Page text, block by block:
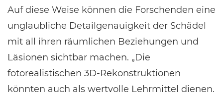
Auf diese Weise können die Forschenden eine
unglaubliche Detailgenauigkeit der Schädel
mit all ihren räumlichen Beziehungen und
Läsionen sichtbar machen. „Die
fotorealistischen 3D-Rekonstruktionen
könnten auch als wertvolle Lehrmittel dienen.